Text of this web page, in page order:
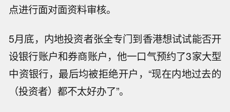
点进行面对面资料审核。
5月底，内地投资者张全专门到香港想试试能否开
设银行账户和券商账户，他一口气预约了3家大型
中资银行，最后均被拒绝开户，“现在内地过去的
（投资者）都不太好办了”。